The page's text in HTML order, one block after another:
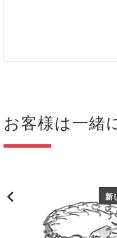
お客様は一緒
新